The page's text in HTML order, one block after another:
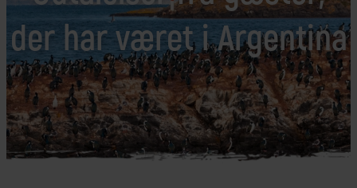
der har været i Argentina